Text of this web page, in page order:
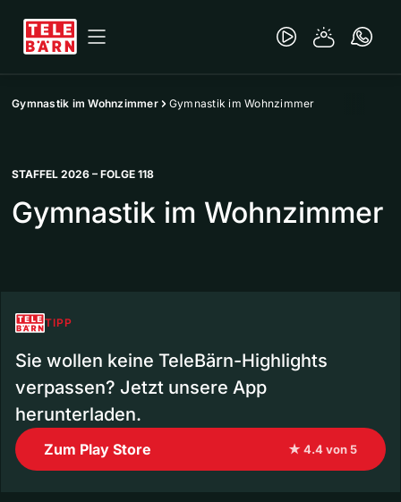
Gymnastik im Wohnzimmer Gymnastik im Wohnzimmer
STAFFEL 2026 – FOLGE 118
Gymnastik im Wohnzimmer
TIPP
Sie wollen keine TeleBärn-Highlights
verpassen? Jetzt unsere App
herunterladen.
Zum Play Store ★ 4.4 von 5